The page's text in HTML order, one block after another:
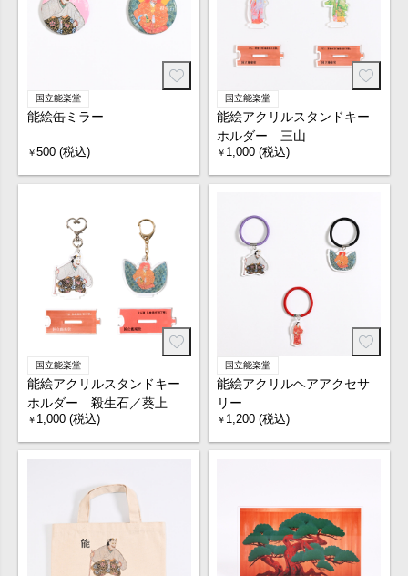
国立能楽堂
能絵缶ミラー
￥500 (税込)
国立能楽堂
能絵アクリルスタンドキー
ホルダー 三山
￥ 1,000 (税込)
国立能楽堂
能絵アクリルスタンドキー
ホルダー 殺生石／葵上
￥ 1,000 (税込)
国立能楽堂
能絵アクリルヘアアクセサ
リー
￥ 1,200 (税込)